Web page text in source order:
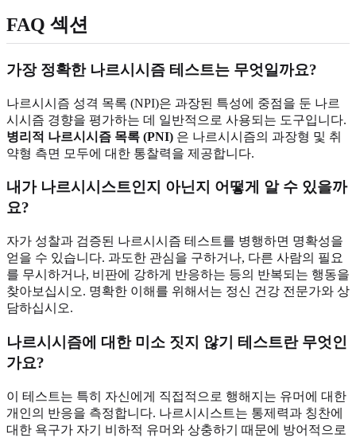
FAQ 섹션
가장 정확한 나르시시즘 테스트는 무엇일까요?
나르시시즘 성격 목록 (NPI)은 과장된 특성에 중점을 둔 나르
시시즘 경향을 평가하는 데 일반적으로 사용되는 도구입니다.
병리적 나르시시즘 목록 (PNI) 은 나르시시즘의 과장형 및 취
약형 측면 모두에 대한 통찰력을 제공합니다.
내가 나르시시스트인지 아닌지 어떻게 알 수 있을까
요?
자가 성찰과 검증된 나르시시즘 테스트를 병행하면 명확성을
얻을 수 있습니다. 과도한 관심을 구하거나, 다른 사람의 필요
를 무시하거나, 비판에 강하게 반응하는 등의 반복되는 행동을
찾아보십시오. 명확한 이해를 위해서는 정신 건강 전문가와 상
담하십시오.
나르시시즘에 대한 미소 짓지 않기 테스트란 무엇인
가요?
이 테스트는 특히 자신에게 직접적으로 행해지는 유머에 대한
개인의 반응을 측정합니다. 나르시시스트는 통제력과 칭찬에
대한 욕구가 자기 비하적 유머와 상충하기 때문에 방어적으로